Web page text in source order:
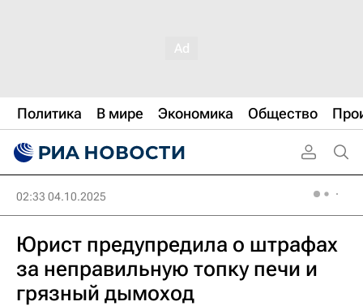
Политика В мире Экономика Общество
02:33 04.10.2025
Юрист предупредила о штрафах
за неправильную топку печи и
грязный дымоход